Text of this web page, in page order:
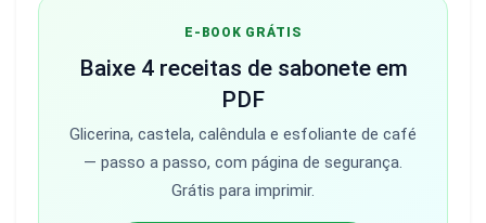
E-BOOK GRÁTIS
Baixe 4 receitas de sabonete em
PDF
Glicerina, castela, calêndula e esfoliante de café
— passo a passo, com página de segurança.
Grátis para imprimir.